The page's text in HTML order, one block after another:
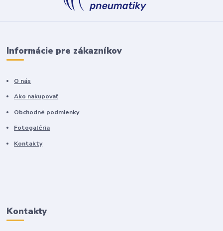
Informácie pre zákazníkov
O nás
Ako nakupovať
Obchodné podmienky
Fotogaléria
Kontakty
Kontakty